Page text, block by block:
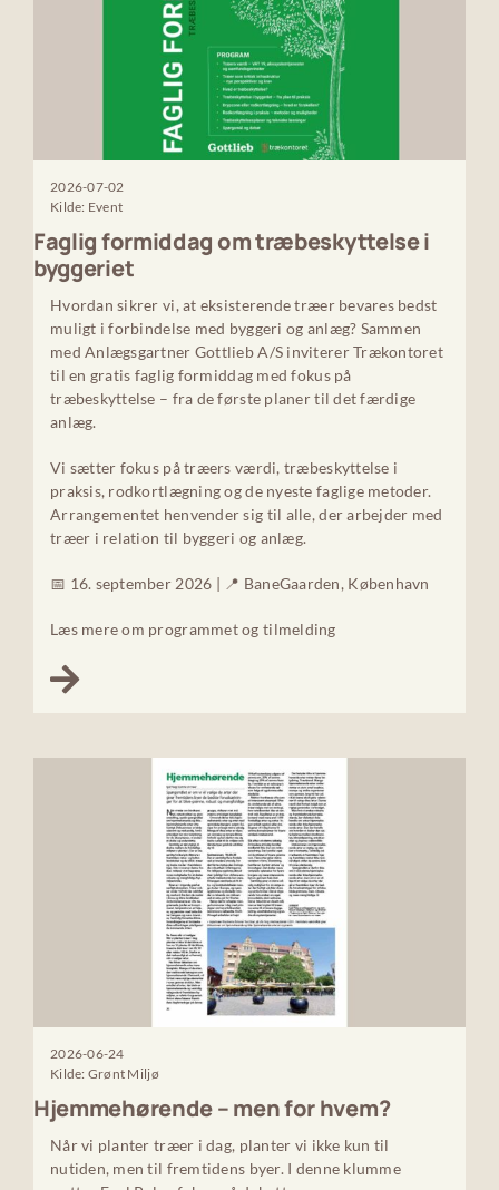
2026-07-02
Kilde: Event
Faglig formiddag om træbeskyttelse i
byggeriet
Hvordan sikrer vi, at eksisterende træer bevares bedst
muligt i forbindelse med byggeri og anlæg? Sammen
med Anlægsgartner Gottlieb A/S inviterer Trækontoret
til en gratis faglig formiddag med fokus på
træbeskyttelse – fra de første planer til det færdige
anlæg.
Vi sætter fokus på træers værdi, træbeskyttelse i
praksis, rodkortlægning og de nyeste faglige metoder.
Arrangementet henvender sig til alle, der arbejder med
træer i relation til byggeri og anlæg.
📅 16. september 2026 | 📍 BaneGaarden, København
Læs mere om programmet og tilmelding
2026-06-24
Kilde: Grønt Miljø
Hjemmehørende – men for hvem?
Når vi planter træer i dag, planter vi ikke kun til
nutiden, men til fremtidens byer. I denne klumme